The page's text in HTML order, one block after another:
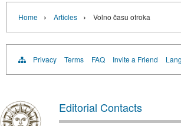
Home › Articles › Volno času otroka
Privacy Terms FAQ Invite a Friend
Editorial Contacts